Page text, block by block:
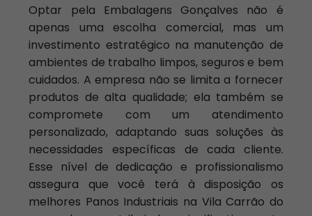
Optar pela Embalagens Gonçalves não é
apenas uma escolha comercial, mas um
investimento estratégico na manutenção de
ambientes de trabalho limpos, seguros e bem
cuidados. A empresa não se limita a fornecer
produtos de alta qualidade; ela também se
compromete com um atendimento
personalizado, adaptando suas soluções às
necessidades específicas de cada cliente.
Esse nível de dedicação e profissionalismo
assegura que você terá à disposição os
melhores Panos Industriais na Vila Carrão do